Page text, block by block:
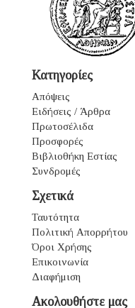
Κατηγορίες
Απόψεις
Ειδήσεις / Άρθρα
Πρωτοσέλιδα
Προσφορές
Βιβλιοθήκη Εστίας
Συνδρομές
Σχετικά
Ταυτότητα
Πολιτική Απορρήτου
Όροι Χρήσης
Επικοινωνία
Διαφήμιση
Ακολουθήστε μας